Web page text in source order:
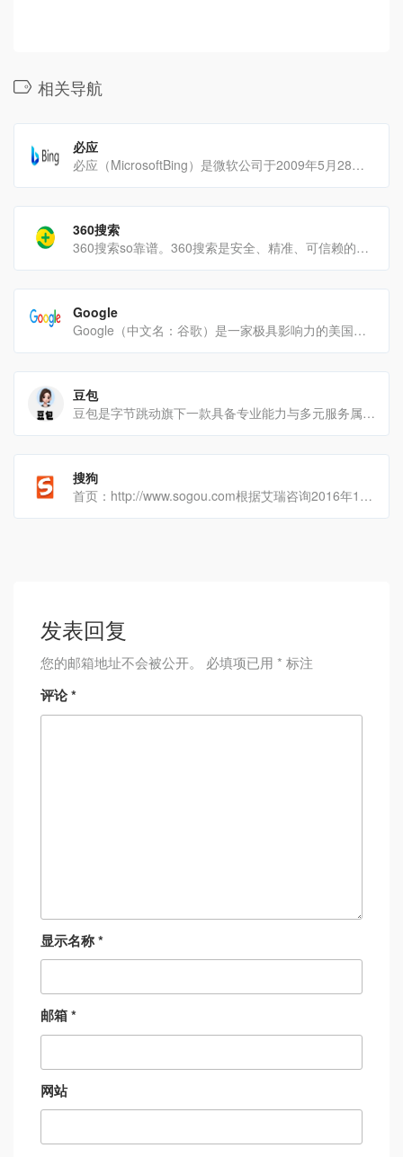
相关导航
必应
必应（MicrosoftBing）是微软公司于2009年5月28日推出的搜索引擎服务，旨在取代[…]
360搜索
360搜索so靠谱。360搜索是安全、精准、可信赖的新一代搜索引擎，依托于360母品牌的安全优势，全面拦截各[…]
Google
Google（中文名：谷歌）是一家极具影响力的美国跨国科技公司。网址：https://www.google.[…]
豆包
豆包是字节跳动旗下一款具备专业能力与多元服务属性的智能助手，致力于为用户在各类场景下提供高效、精准且有价值的信[…]
搜狗
首页：http://www.sogou.com根据艾瑞咨询2016年12月数据，搜狗PC用户规模达5.28亿[…]
发表回复
您的邮箱地址不会被公开。 必填项已用 * 标注
评论*
显示名称*
邮箱*
网站